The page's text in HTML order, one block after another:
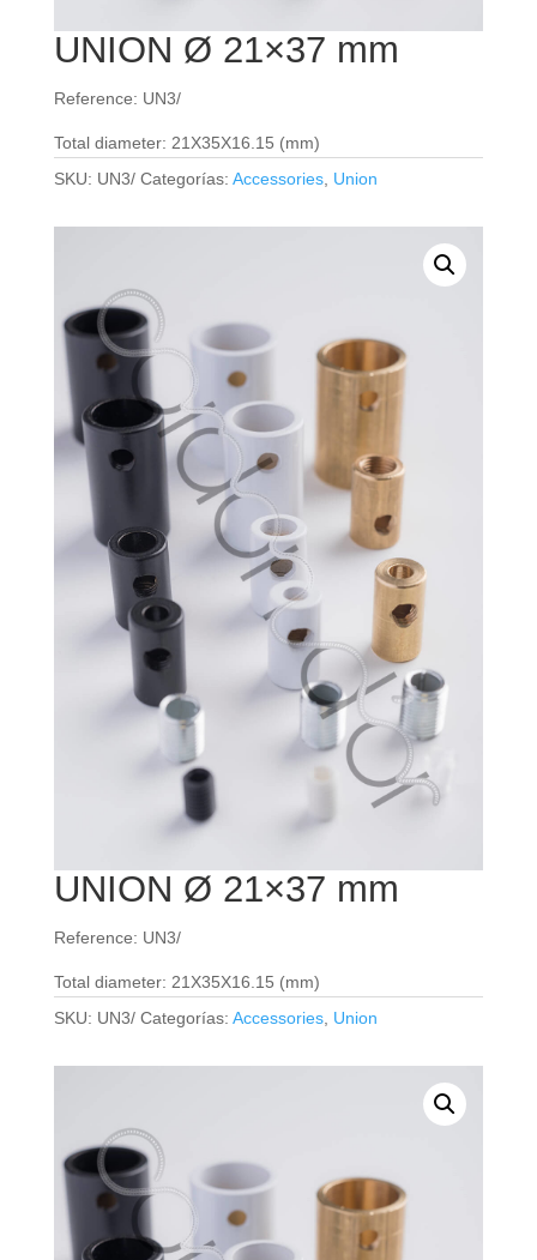
UNION Ø 21×37 mm
Reference: UN3/
Total diameter: 21X35X16.15 (mm)
SKU: UN3/ Categorías: Accessories, Union
UNION Ø 21×37 mm
Reference: UN3/
Total diameter: 21X35X16.15 (mm)
SKU: UN3/ Categorías: Accessories, Union